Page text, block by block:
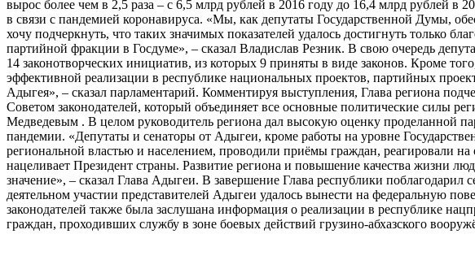
вырос более чем в 2,5 раза – с 6,5 млрд рублей в 2016 году до 16,4 млрд рублей
в связи с пандемией коронавируса. «Мы, как депутаты Государственной Думы,
хочу подчеркнуть, что таких значимых показателей удалось достигнуть только
партийной фракции в Госдуме», – сказал Владислав Резник. В свою очередь
14 законотворческих инициатив, из которых 9 приняты в виде законов. Кроме
эффективной реализации в республике национальных проектов, партийных
Адыгея», – сказал парламентарий. Комментируя выступления, Глава региона
Советом законодателей, который объединяет все основные политические силы
Медведевым . В целом руководитель региона дал высокую оценку проделанной
пандемии. «Депутаты и сенаторы от Адыгеи, кроме работы на уровне
региональной властью и населением, проводили приёмы граждан, реагировали
нацеливает Президент страны. Развитие региона и повышение качества жизни
значение», – сказал Глава Адыгеи. В завершение Глава республики
деятельном участии представителей Адыгеи удалось вынести на федеральную
законодателей также была заслушана информация о реализации в республике
граждан, проходивших службу в зоне боевых действий грузино-абхазского